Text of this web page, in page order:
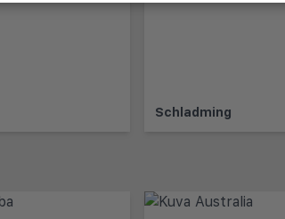
Schladming